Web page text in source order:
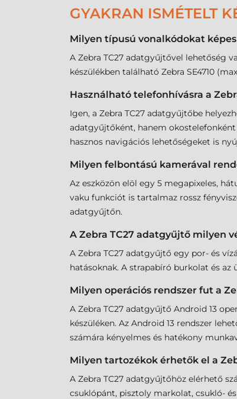
GYAKRAN ISMÉTELT
Milyen típusú vonalkódokat
A Zebra TC27 adatgyűjtővel lehetőség
készülékben található Zebra SE4710
Használható telefonhívásra a
Igen, a Zebra TC27 adatgyűjtőbe
adatgyűjtőként, hanem okostelefonként
hasznos navigációs lehetőségeket is
Milyen felbontású kamerával
Az eszközön elöl egy 5 megapixeles,
vaku funkciót is tartalmaz rossz
adatgyűjtőn.
A Zebra TC27 adatgyűjtő milyen
A Zebra TC27 adatgyűjtő egy por- és
hatásoknak. A strapabíró burkolat és
Milyen operációs rendszer fut a
A Zebra TC27 adatgyűjtő Android 13
készüléken. Az Android 13 rendszer
számára kényelmes és hatékony
Milyen tartozékok érhetők el a
A Zebra TC27 adatgyűjtőhöz elérhető
csuklópánt, pisztoly markolat, csukló-